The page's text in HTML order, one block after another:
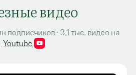
видео
подписчиков · 3,1 тыс. видео на
Youtube